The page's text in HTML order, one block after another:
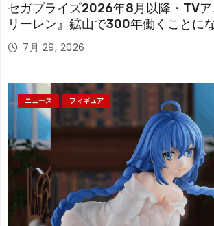
セガプライズ2026年8月以降・TVア
リーレン』鉱山で300年働くことに
「フリーレン」を立体化！
7月 29, 2026
ニュース フィギュア